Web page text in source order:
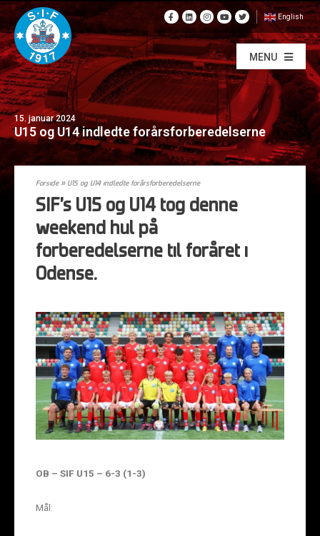
English
MENU
15. januar 2024
U15 og U14 indledte forårsforberedelserne
Forside» U15 og U14 indledte forårsforberedelserne
SIF’s U15 og U14 tog denne
weekend hul på
forberedelserne til foråret i
Odense.
OB – SIF U15 – 6-3 (1-3)
Mål: